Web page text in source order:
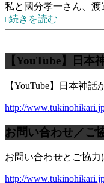
私と國分孝一さん、渡
続きを読む
【YouTube】日本
【YouTube】日本神
http://
お問い合わせ／ご
お問い合わせとご協力
http://